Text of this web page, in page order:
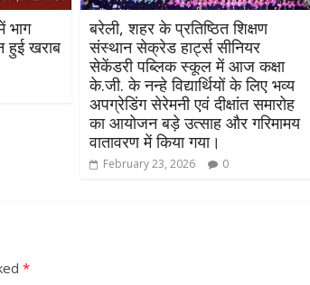
भाग
हुई खराब
बरेली, शहर के प्रतिष्ठित शिक्षण
संस्थान सेक्रेड हार्ट्स सीनियर
सेकेंडरी पब्लिक स्कूल में आज कक्षा
के.जी. के नन्हे विद्यार्थियों के लिए भव्य
अपग्रेडिंग सेरेमनी एवं दीक्षांत समारोह
का आयोजन बड़े उत्साह और गरिमामय
वातावरण में किया गया।
February 23, 2026 0
*
All Rights News Bareilly
Uttar
Pradesh
राजनीति हॉट राजनीतिक
प्रथम आगमन पर नवनियुक्त प्रदेश
उपाध्यक्ष सोनू बाल्मीकि का किया गया
स्वागत
August 6, 2021 Editor All Rights